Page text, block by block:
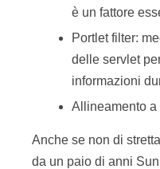
è un fattore
Portlet filter:
delle servlet
informazioni
Allineamento a
Anche se non di
da un paio di anni